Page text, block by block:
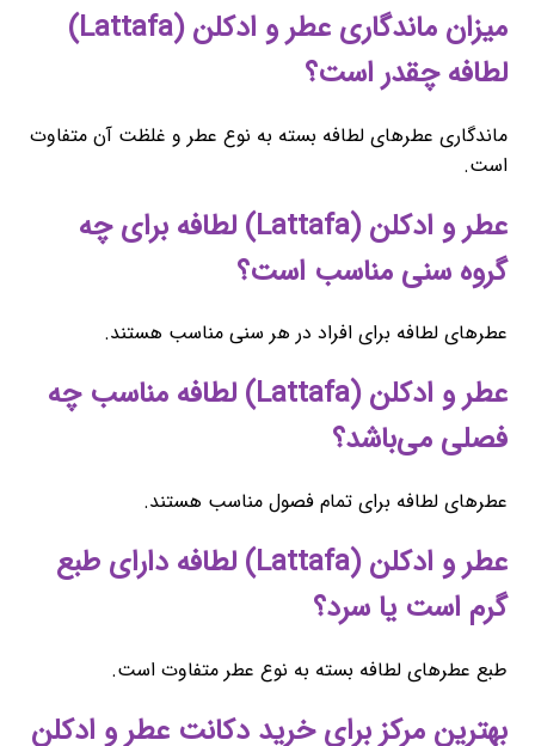
میزان ماندگاری عطر و ادکلن (Lattafa)
لطافه چقدر است؟
ماندگاری عطرهای لطافه بسته به نوع عطر و غلظت آن متفاوت
است.
عطر و ادکلن (Lattafa) لطافه برای چه
گروه سنی مناسب است؟
عطرهای لطافه برای افراد در هر سنی مناسب هستند.
عطر و ادکلن (Lattafa) لطافه مناسب چه
فصلی می‌باشد؟
عطرهای لطافه برای تمام فصول مناسب هستند.
عطر و ادکلن (Lattafa) لطافه دارای طبع
گرم است یا سرد؟
طبع عطرهای لطافه بسته به نوع عطر متفاوت است.
بهترین مرکز برای خرید دکانت عطر و ادکلن